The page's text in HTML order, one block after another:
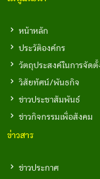
หน้าหลัก
ประวัติองค์กร
วัตถุประสงค์ในการจัดตั้
วิสัยทัศน์/พันธกิจ
ข่าวประชาสัมพันธ์
ข่าวกิจกรรมเพื่อสังคม
ข่าวสาร
ข่าวประกาศ